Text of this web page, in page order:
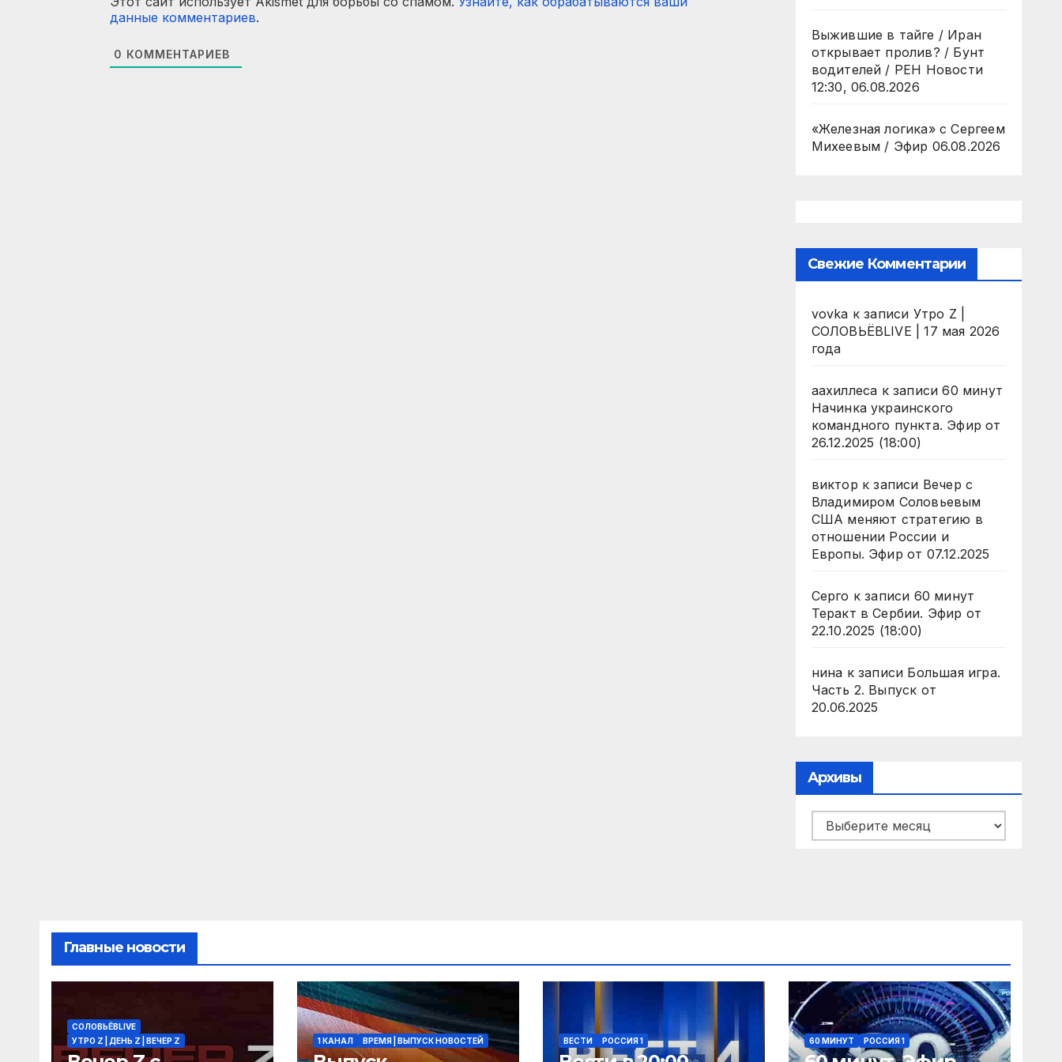
данные комментариев.
0 КОММЕНТАРИЕВ
Выжившие в тайге / Иран
открывает пролив? / Бунт
водителей / РЕН Новости
12:30, 06.08.2026
«Железная логика» с Сергеем
Михеевым / Эфир 06.08.2026
Свежие Комментарии
vovka к записи Утро Z |
СОЛОВЬЁВLIVE | 17 мая 2026
года
аахиллеса к записи60 минут
Начинка украинского
командного пункта. Эфир от
26.12.2025 (18:00)
виктор к записи Вечер с
Владимиром Соловьевым
США меняют стратегию в
отношении России и
Европы. Эфир от 07.12.2025
Серго к записи 60 минут
Теракт в Сербии. Эфир от
22.10.2025 (18:00)
нина к записи Большая игра.
Часть 2. Выпуск от
20.06.2025
Архивы
Архивы
Главные новости
СОЛОВЬЁВLIVE
УТРО Z | ДЕНЬ Z | ВЕЧЕР Z
1 КАНАЛ ВРЕМЯ | ВЫПУСК НОВОСТЕЙ ВЕСТИ РОССИЯ 1 60 МИНУТ РОССИЯ 1